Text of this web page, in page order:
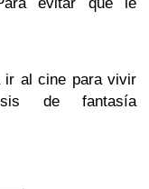
ir al cine para vivir
de fantasía